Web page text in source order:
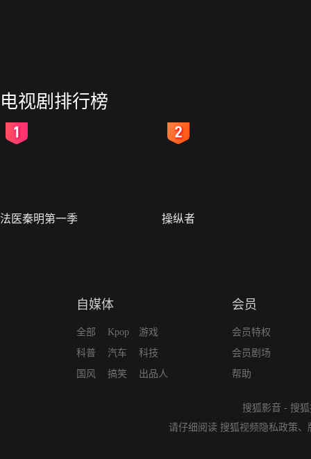
电视剧排行榜
法医秦明第一季 操纵者
自媒体
全部
科普
国风
Kpop
汽车
搞笑
游戏
科技
出品人
会员
会员特权
会员剧场
帮助
搜狐影音 - 搜
请仔细阅读 搜狐视频隐私政策、